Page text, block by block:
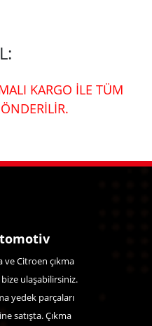
KARGO İLE TÜM
ve Citroen çıkma
ulaşabilirsiniz.
yedek parçaları
satışta. Çıkma